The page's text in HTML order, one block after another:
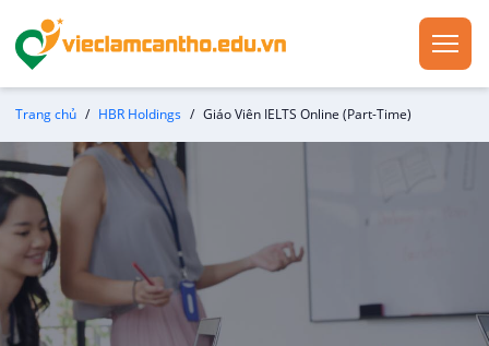
Trang chủ HBR Holdings Giáo Viên IELTS Online (Part-Time)